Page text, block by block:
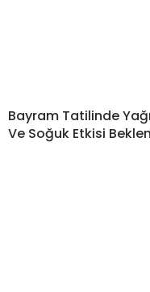
Bayram Tatilinde
Ve Soğuk Etkisi